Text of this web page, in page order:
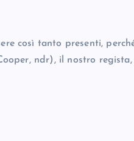
così tanto presenti,
ndr), il nostro regista,